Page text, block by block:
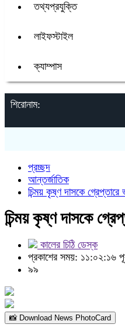
তথ্যপ্রযুক্তি
লাইফস্টাইল
ক্যাম্পাস
শিরোনাম:
প্রচ্ছদ
আন্তর্জাতিক
চিন্ময় কৃষ্ণ দাসকে গ্রেপ্তারে
চিন্ময় কৃষ্ণ দাসকে
কালের চিঠি ডেস্ক
প্রকাশের সময়: ১১:০২:১৬
৯৯
📸 Download News PhotoCard